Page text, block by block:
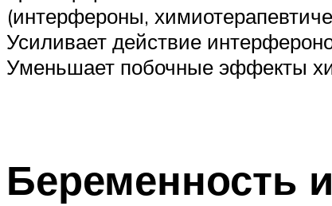
(интерфероны,
Усиливает действие
Уменьшает побочные эффекты
Беременность